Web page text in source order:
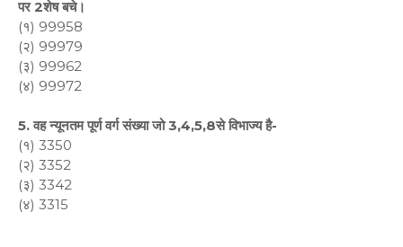
पर 2शेष बचे।
(१) 99958
(२) 99979
(३) 99962
(४) 99972
5. वह न्यूनतम पूर्ण वर्ग संख्या जो 3,4,5,8से विभाज्य है-
(१) 3350
(२) 3352
(३) 3342
(४) 3315